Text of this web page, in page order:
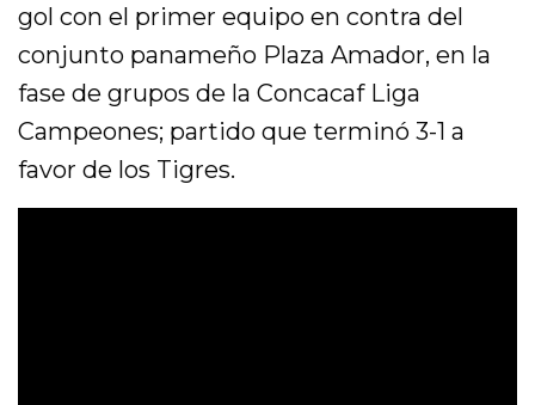
gol con el primer equipo en contra del
conjunto panameño Plaza Amador, en la
fase de grupos de la Concacaf Liga
Campeones; partido que terminó 3-1 a
favor de los Tigres.